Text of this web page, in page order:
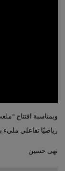
وبمناسبة افتتاح
رياضيًا تفاعلي مليء
نهى حسين